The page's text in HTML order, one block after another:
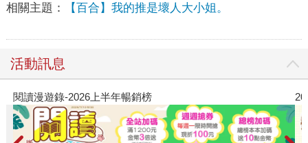
相關主題： 【百合】我的推是壞人大小姐。
活動訊息
閱讀漫遊錄-2026上半年暢銷榜